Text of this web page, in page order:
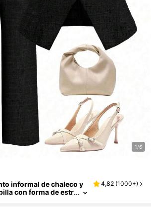
1/6
informal de chaleco y
con forma de estr
4,82 (1000+)